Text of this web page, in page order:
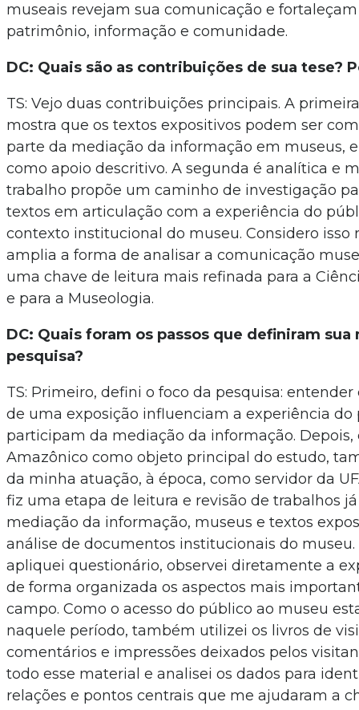
museais revejam sua comunicação e
patrimônio, informação e comunidade.
DC: Quais são as contribuições de sua tese?
TS: Vejo duas contribuições principais. A
mostra que os textos expositivos podem ser
parte da mediação da informação em museus,
como apoio descritivo. A segunda é analítica e
trabalho propõe um caminho de investigação
textos em articulação com a experiência do
contexto institucional do museu. Considero isso
amplia a forma de analisar a comunicação
uma chave de leitura mais refinada para a
e para a Museologia.
DC: Quais foram os passos que definiram
pesquisa?
TS: Primeiro, defini o foco da pesquisa:
de uma exposição influenciam a experiência do
participam da mediação da informação. Depois,
Amazônico como objeto principal do estudo,
da minha atuação, à época, como servidor da
fiz uma etapa de leitura e revisão de trabalhos
mediação da informação, museus e textos
análise de documentos institucionais do museu.
apliquei questionário, observei diretamente a
de forma organizada os aspectos mais
campo. Como o acesso do público ao museu
naquele período, também utilizei os livros de
comentários e impressões deixados pelos
todo esse material e analisei os dados para
relações e pontos centrais que me ajudaram a